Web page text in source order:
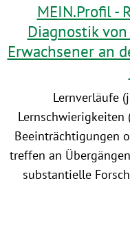
MEIN.Profil -
Diagnostik
Erwachsener an
Lernverläufe
Beeinträchtigungen
treffen an
substantielle